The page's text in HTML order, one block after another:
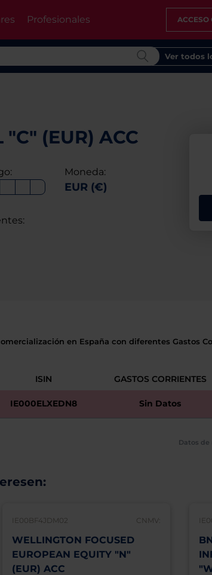
Profesionales ACCESO
Ver todos
(EUR) ACC
Moneda:
EUR (€)
en España con diferentes Gastos
ISIN GASTOS CORRIENTES
IE000ELXEDN8 Sin Datos
Datos de
IE00BF4JDM02 CNMV:
WELLINGTON FOCUSED
EUROPEAN EQUITY "N"
(EUR) ACC